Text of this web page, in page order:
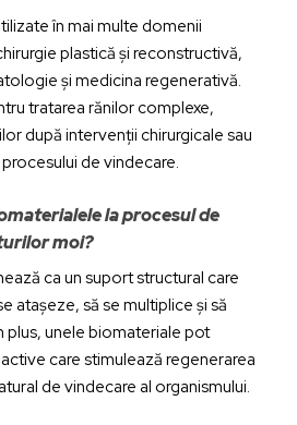
în mai multe domenii
plastică și reconstructivă,
și medicina regenerativă.
tratarea rănilor complexe,
după intervenții chirurgicale sau
de vindecare.
la procesul de
moi?
ca un suport structural care
atașeze, să se multiplice și să
plus, unele biomateriale pot
care stimulează regenerarea
de vindecare al organismului.